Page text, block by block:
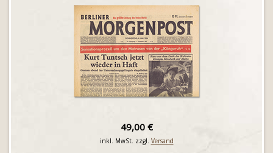
49,00 €
inkl. MwSt. zzgl. Versand